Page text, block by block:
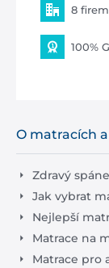
8
100%
O matracích
Zdravý
Jak vybrat
Nejlepší
Matrace na
Matrace pro